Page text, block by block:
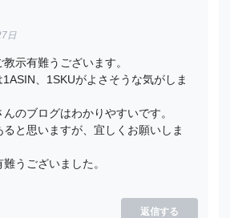
日
示有難うございます。
、1SKUがよさそうな気がしま
のブログはわかりやすいです。
と思いますが、宜しくお願いしま
うございました。
返信する